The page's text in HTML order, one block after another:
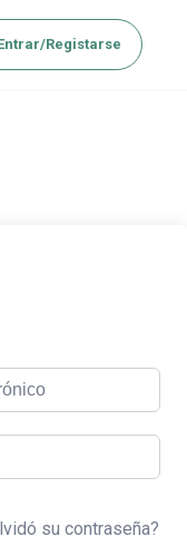
Registarse
su contraseña?